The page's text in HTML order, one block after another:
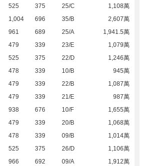
525 375 25/C
1,108萬
1,004 696 35/B
2,607萬
961 689 25/A
1,941.5萬
479 339 23/E
1,079萬
525 375 22/D
1,246萬
478 339 10/B
945萬
479 339 22/B
1,087萬
479 339 21/E
987萬
938 676 10/F
1,655萬
479 339 20/B
1,068萬
478 339 09/B
1,014萬
525 375 26/D
1,106萬
966 692 09/A
1,912萬